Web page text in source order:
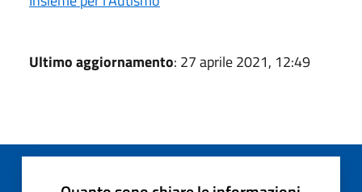
Ultimo aggiornamento: 27 aprile 2021, 12:49